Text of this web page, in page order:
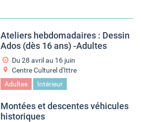
Ateliers hebdomadaires : Dessin
Ados (dès 16 ans) -Adultes
Du 28 avril au 16 juin
Centre Culturel d'Ittre
Adultes
Intérieur
Montées et descentes véhicules
historiques